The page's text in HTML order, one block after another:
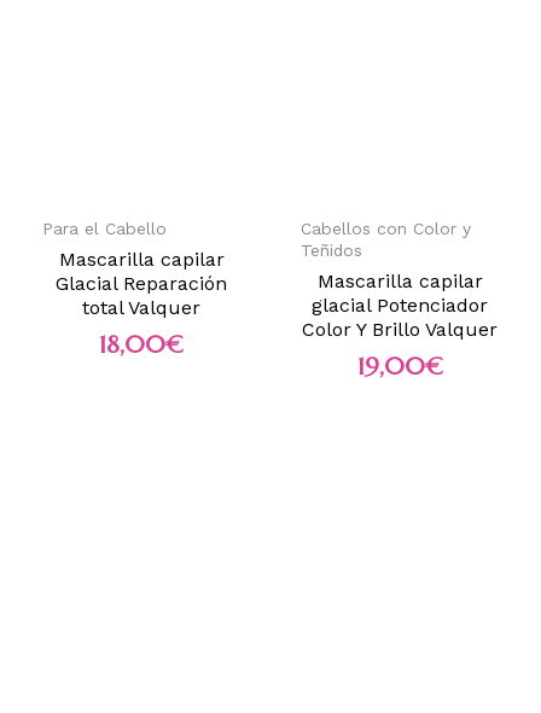
Para el Cabello
Mascarilla capilar
Glacial Reparación
total Valquer
18,00€
Cabellos con Color y
Teñidos
Mascarilla capilar
glacial Potenciador
Color Y Brillo Valquer
19,00€